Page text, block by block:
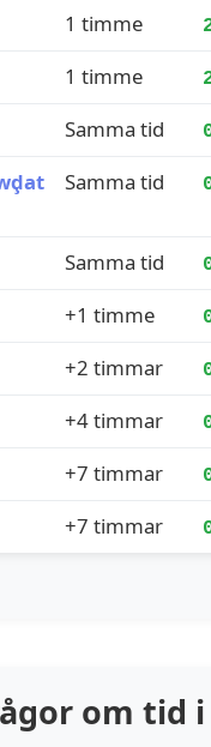
1 timme
1 timme
Samma tid
Samma tid
Samma tid
+1 timme
+2 timmar
+4 timmar
+7 timmar
+7 timmar
om tid i